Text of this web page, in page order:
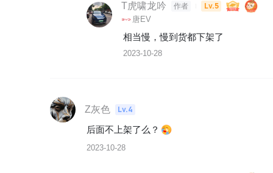
T虎啸龙吟 作者 Lv.5
唐EV
相当慢，慢到货都下架了
2023-10-28
Z灰色
Lv.4
后面不上架了么？
2023-10-28